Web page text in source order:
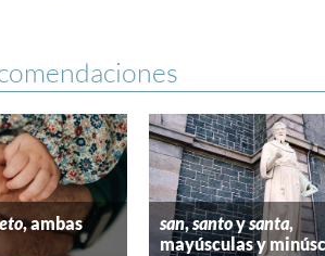
, ambas
san,santoysanta,
mayúsculas y